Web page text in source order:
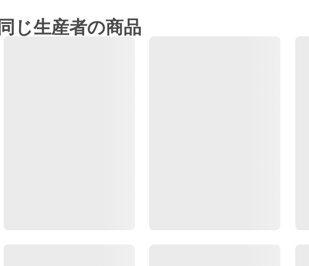
同じ生産者の商品